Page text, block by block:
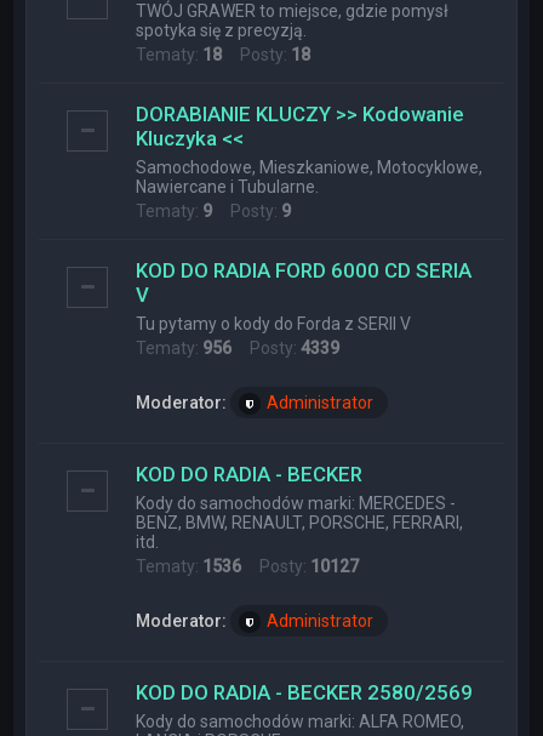
TWÓJ GRAWER to miejsce, gdzie pomysł
spotyka się z precyzją.
Tematy: 18 Posty: 18
DORABIANIE KLUCZY >> Kodowanie
Kluczyka <<
Samochodowe, Mieszkaniowe, Motocyklowe,
Nawiercane i Tubularne.
Tematy: 9 Posty: 9
KOD DO RADIA FORD 6000 CD SERIA
V
Tu pytamy o kody do Forda z SERII V
Tematy: 956 Posty:4339
Moderator: Administrator
KOD DO RADIA - BECKER
Kody do samochodów marki: MERCEDES -
BENZ, BMW, RENAULT, PORSCHE, FERRARI,
itd.
Tematy: 1536 Posty: 10127
Moderator: Administrator
KOD DO RADIA - BECKER 2580/2569
Kody do samochodów marki: ALFA ROMEO,